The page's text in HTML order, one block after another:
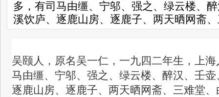
多，有司马由缰、宁邬、强之、绿云楼、
溪饮庐、逐鹿山房、逐鹿子、两天晒网斋
吴颐人，原名吴一仁，一九四二年生，上
马由缰、宁邬、强之、绿云楼、醉汉、壬
逐鹿山房、逐鹿子、两天晒网斋、三难堂